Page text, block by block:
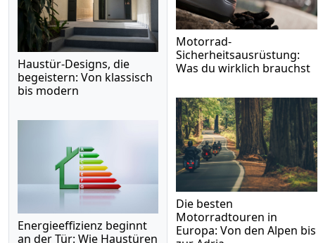
Haustür-Designs, die
begeistern: Von klassisch
bis modern
Energieeffizienz beginnt
an der Tür: Wie Haustüren
Motorrad-
Sicherheitsausrüstung:
Was du wirklich brauchst
Die besten
Motorradtouren in
Europa: Von den Alpen bis